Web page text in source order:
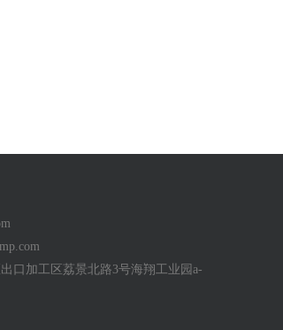
口加工区荔景北路3号海翔工业园a-